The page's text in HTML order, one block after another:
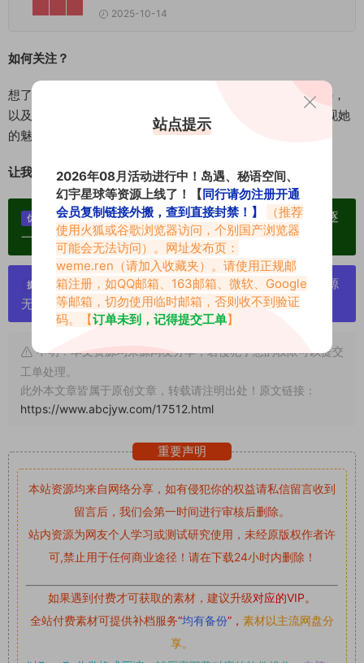
2025-10-14
如何关注？
想了解黑饱宝的最新动态，快去关注她的抖音账号： Heipiye ，
以及微博账号“黑皮椰”吧！ 期待她在未来的作品中，继续展现她
的魅力，并且与蒙蒙子带来更多精彩合作！
让我们一起，见证黑饱宝的持续闪耀！
优势：
单个博主作品统一整合分享、素材高度去重复、逐
一归档方便收藏！
提示：
严禁搬运资源链接，一经发现封号处理，素材资源
无露点、需求请绕道，关闭本站网页！
申明：本文资源均来源网友分享，若侵犯了您的权限可以提交
工单处理。
此外本文章皆属于原创文章，转载请注明出处！原文链接：
https://www.abcjyw.com/17512.html
重要声明
本站资源均来自网络分享，如有侵犯你的权益请私信留言收到
留言后，我们会第一时间进行审核后删除。
站内资源为网友个人学习或测试研究使用，未经原版权作者许
可,禁止用于任何商业途径！请在下载24小时内删除！
如果遇到付费才可获取的素材，建议升级对应的VIP。
全站付费素材可提供补档服务“均有备份”， 素材以主流网盘分
享。
站点提示
2026年08月活动进行中！岛遇、秘语空间、
幻宇星球等资源上线了！【同行请勿注册开通
会员复制链接外搬，查到直接封禁！】
（推荐
使用火狐或谷歌浏览器访问，个别国产浏览器
可能会无法访问）。网址发布页：
weme.ren （请加入收藏夹）。请使用正规邮
箱注册，如QQ邮箱、163邮箱、微软、Google
等邮箱，切勿使用临时邮箱，否则收不到验证
码。【订单未到，记得提交工单】